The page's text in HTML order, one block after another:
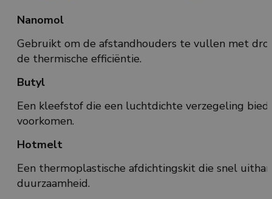
Nanomol
Gebruikt om de afstandhouders te vullen met
de thermische efficiëntie.
Butyl
Een kleefstof die een luchtdichte verzegeling
voorkomen.
Hotmelt
Een thermoplastische afdichtingskit die snel
duurzaamheid.